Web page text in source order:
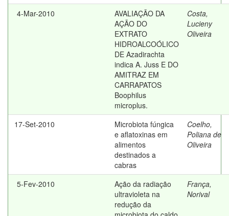
4-Mar-2010
AVALIAÇÃO DA
AÇÃO DO
EXTRATO
HIDROALCOÓLICO
DE Azadirachta
indica A. Juss E DO
AMITRAZ EM
CARRAPATOS
Boophilus
microplus.
Costa,
Lucieny
Oliveira
17-Set-2010
Microbiota fúngica
e aflatoxinas em
alimentos
destinados a
cabras
Coelho,
Poliana de
Oliveira
5-Fev-2010
Ação da radiação
ultravioleta na
redução da
França,
Norival